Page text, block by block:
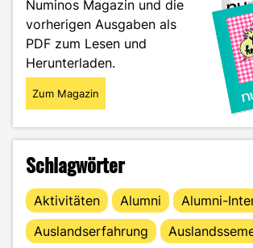
Numinos Magazin und die
vorherigen Ausgaben als
PDF zum Lesen und
Herunterladen.
Zum Magazin
Schlagwörter
Aktivitäten Alumni
Alumni-
Auslandserfahrung